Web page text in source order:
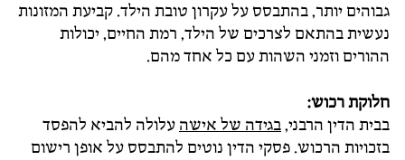
גבוהים יותר, בהתבסס על עקרון טובת הילד. קביעת המזונות
נעשית בהתאם לצרכים של הילד, רמת החיים, יכולות
ההורים וזמני השהות עם כל אחד מהם.
חלוקת רכוש:
בבית הדין הרבני,בגידה של אישה עלולה להביא להפסד
בזכויות הרכוש. פסקי הדין נוטים להתבסס על אופן רישום